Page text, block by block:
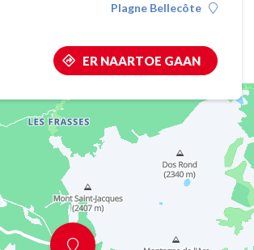
Plagne Bellecôte
ER NAARTOE GAAN